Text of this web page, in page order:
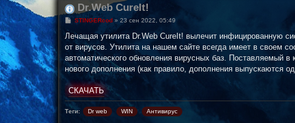
Dr.Web CureIt!
С
о
щ
е
и
STINGERcod» 23 сен 2022, 05:49
Лечащая утилита Dr.Web CureIt! вылечит инфицированную
от вирусов. Утилита на нашем сайте всегда имеет в своем
автоматического обновления вирусных баз. Поставляемый
нового дополнения (как правило, дополнения выпускаются
СКАЧАТЬ
Теги: Dr web WIN Антивирус